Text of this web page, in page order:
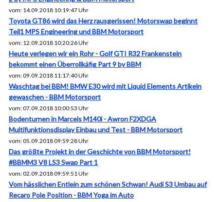
vom: 14.09.2018 10:19:47 Uhr
Toyota GT86 wird das Herz rausgerissen! Motorswap beginnt
Teil1 MPS Engineering und BBM Motorsport
vom: 12.09.2018 10:20:26 Uhr
Heute verlegen wir ein Rohr - Golf GTI R32 Frankenstein
bekommt einen Überrollkäfig Part 9 by BBM
vom: 09.09.2018 11:17:40 Uhr
Waschtag bei BBM! BMW E30 wird mit Liquid Elements Artikeln
gewaschen - BBM Motorsport
vom: 07.09.2018 10:00:53 Uhr
Bodenturnen in Marcels M140i - Awron F2XDGA
Multifunktionsdisplay Einbau und Test - BBM Motorsport
vom: 05.09.2018 09:59:28 Uhr
Das größte Projekt in der Geschichte von BBM Motorsport!
#BBMM3 V8 LS3 Swap Part 1
vom: 02.09.2018 09:59:51 Uhr
Vom hässlichen Entlein zum schönen Schwan! Audi S3 Umbau auf
Recaro Pole Position - BBM Yoga im Auto